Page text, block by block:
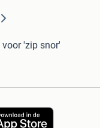
voor 'zip snor'